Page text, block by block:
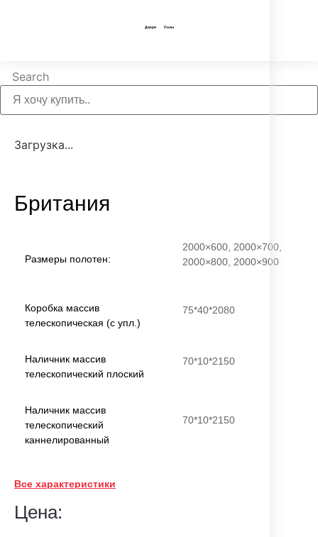
Двери Полы
Search
Загрузка...
Британия
Размеры полотен:
2000×600, 2000×700,
2000×800, 2000×900
Коробка массив
телескопическая (с упл.)
75*40*2080
Наличник массив
телескопический плоский
70*10*2150
Наличник массив
телескопический
каннелированный
70*10*2150
телескопический
Все характеристики
Цена: